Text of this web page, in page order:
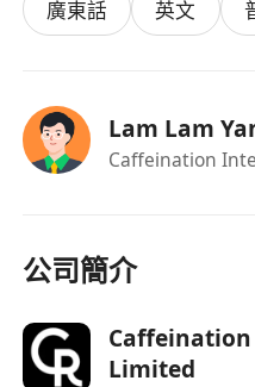
廣東話
英文
Lam Lam
Caffeination
公司簡介
Limited